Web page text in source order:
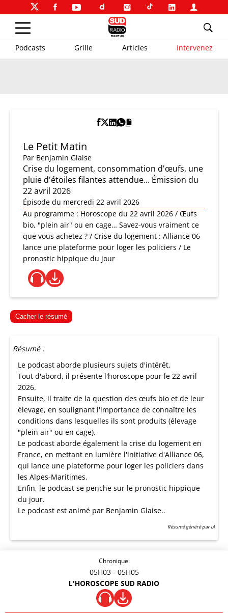
Podcasts Grille Articles Intervenez
Le Petit Matin
Par Benjamin Glaise
Crise du logement, consommation d'œufs, une
pluie d'étoiles filantes attendue... Émission du
22 avril 2026
Épisode du mercredi 22 avril 2026
Au programme : Horoscope du 22 avril 2026 / Œufs
bio, "plein air" ou en cage… Savez-vous vraiment ce
que vous achetez ? / Crise du logement : Alliance 06
lance une plateforme pour loger les policiers / Le
pronostic hippique du jour
Cacher le résumé
Résumé :
Le podcast aborde plusieurs sujets d'intérêt.
Tout d'abord, il présente l'horoscope pour le 22 avril
2026.
Ensuite, il traite de la question des œufs bio et de leur
élevage, en soulignant l'importance de connaître les
conditions dans lesquelles ils sont produits (élevage
"plein air" ou en cage).
Le podcast aborde également la crise du logement en
France, en mettant en lumière l'initiative d'Alliance 06,
qui lance une plateforme pour loger les policiers dans
les Alpes-Maritimes.
Enfin, le podcast se penche sur le pronostic hippique
du jour.
Le podcast est animé par Benjamin Glaise..
Résumé généré par IA
Chronique:
05H03 - 05H05
L'HOROSCOPE SUD RADIO